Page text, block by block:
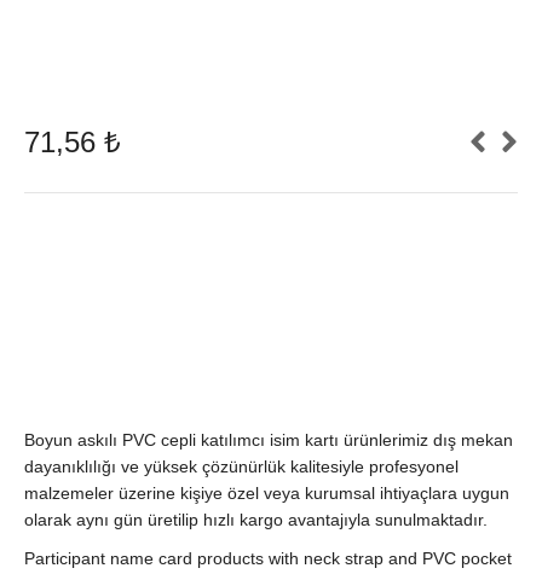
71,56 ₺
Boyun askılı PVC cepli katılımcı isim kartı ürünlerimiz dış mekan
dayanıklılığı ve yüksek çözünürlük kalitesiyle profesyonel
malzemeler üzerine kişiye özel veya kurumsal ihtiyaçlara uygun
olarak aynı gün üretilip hızlı kargo avantajıyla sunulmaktadır.
Participant name card products with neck strap and PVC pocket